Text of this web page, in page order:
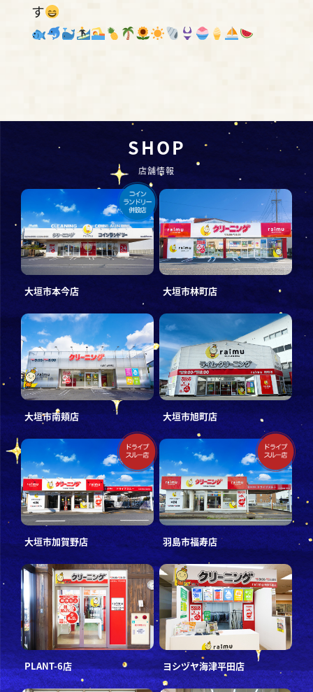
す
SHOP
店舗情報
大垣市本今店 大垣市林町店
大垣市南頬店 大垣市旭町店
大垣市加賀野店 羽島市福寿店
PLANT-6店 ヨシヅヤ海津平田店